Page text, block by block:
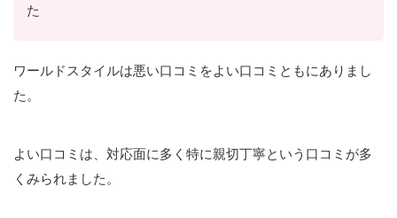
た
ワールドスタイルは悪い口コミをよい口コミともにありまし
た。
よい口コミは、対応面に多く特に親切丁寧という口コミが多
くみられました。